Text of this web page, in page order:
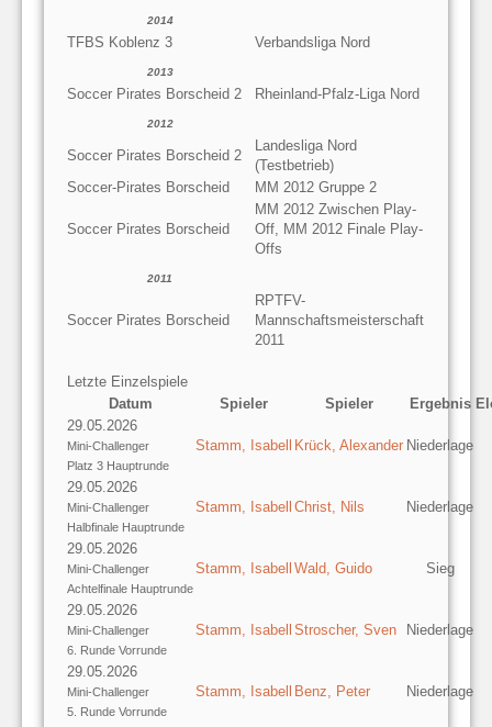
2014
TFBS Koblenz 3 Verbandsliga Nord
2013
Soccer Pirates Borscheid 2 Rheinland-Pfalz-Liga Nord
2012
Soccer Pirates Borscheid 2
Landesliga Nord
(Testbetrieb)
Soccer-Pirates Borscheid
MM 2012 Gruppe 2
Soccer Pirates Borscheid
MM 2012 Zwischen Play-
Off, MM 2012 Finale Play-
Offs
2011
Soccer Pirates Borscheid
RPTFV-
Mannschaftsmeisterschaft
2011
Letzte Einzelspiele
Datum
Spieler Spieler Ergebnis
29.05.2026
Mini-Challenger
Platz 3 Hauptrunde
Stamm, Isabell Krück, Alexander Niederlage
29.05.2026
Mini-Challenger
Halbfinale Hauptrunde
Stamm, Isabell Christ, Nils Niederlage
29.05.2026
Mini-Challenger
Achtelfinale Hauptrunde
Stamm, Isabell Wald, Guido Sieg
29.05.2026
Mini-Challenger
6. Runde Vorrunde
Stamm, Isabell Stroscher, Sven Niederlage
29.05.2026
Mini-Challenger
5. Runde Vorrunde
Stamm, Isabell Benz, Peter Niederlage